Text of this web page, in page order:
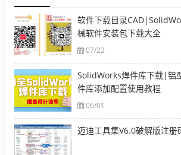
软件下载目录
械软件安装包下载大全
07/22
SolidWorks焊件库下载|铝
件库添加配置使用教程
06/01
迈迪工具集V6.0破解版注册